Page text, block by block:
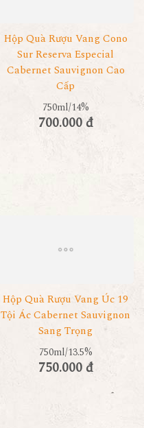
Hộp Quà Rượu Vang Cono
Sur Reserva Especial
Cabernet Sauvignon Cao
Cấp
750ml/14%
700.000 đ
Hộp Quà Rượu Vang Úc 19
Tội Ác Cabernet Sauvignon
Sang Trọng
750ml/13.5%
750.000 đ